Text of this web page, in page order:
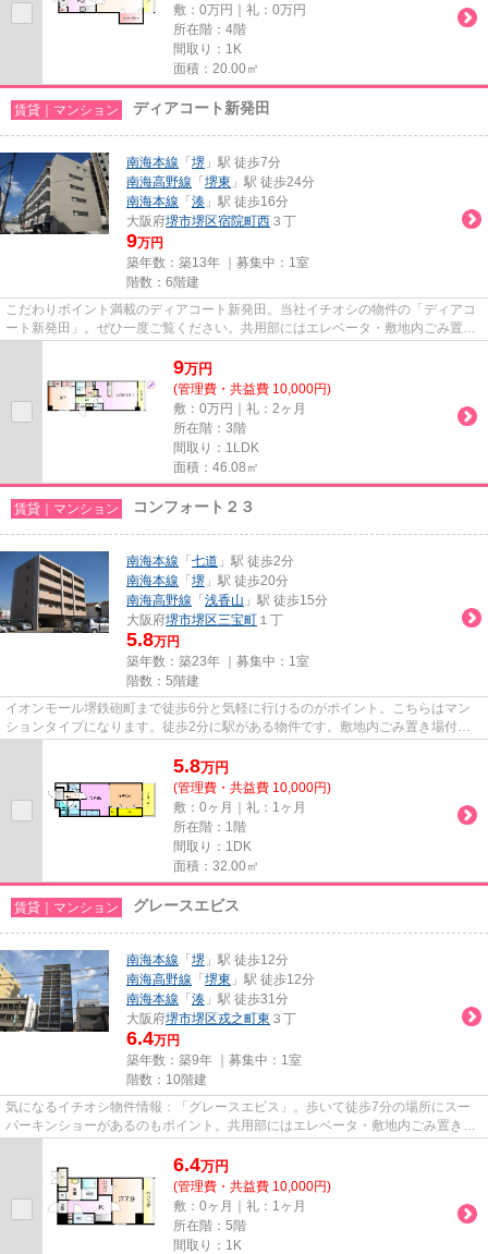
敷：0万円｜礼：0万円
所在階：4階
間取り：1K
面積：20.00㎡
賃貸｜マンション ディアコート新発田
南海本線 「 堺 」駅 徒歩7分
南海高野線 「 堺東 」駅 徒歩24分
南海本線 「 湊 」駅 徒歩16分
大阪府堺市堺区宿院町西 ３丁
9万円
築年数：築13年 ｜募集中： 1室
階数：6階建
こだわりポイント満載のディアコート新発田。当社イチオシの物件の「ディアコ
ート新発田」。ぜひ一度ご覧ください。共用部にはエレベータ・敷地内ごみ置き
9万円
(管理費・共益費 10,000円)
敷：0万円｜礼：2ヶ月
所在階：3階
間取り：1LDK
面積：46.08㎡
賃貸｜マンション コンフォート２３
南海本線 「 七道 」駅 徒歩2分
南海本線 「 堺 」駅 徒歩20分
南海高野線 「 浅香山 」駅 徒歩15分
大阪府堺市堺区三宝町 １丁
5.8万円
築年数：築23年 ｜募集中： 1室
階数：5階建
イオンモール堺鉄砲町まで徒歩6分と気軽に行けるのがポイント。こちらはマン
ションタイプになります。徒歩2分に駅がある物件です。敷地内ごみ置き場付き
5.8万円
(管理費・共益費 10,000円)
敷：0ヶ月｜礼：1ヶ月
所在階：1階
間取り：1DK
面積：32.00㎡
賃貸｜マンション グレースエビス
南海本線 「 堺 」駅 徒歩12分
南海高野線 「 堺東 」駅 徒歩12分
南海本線 「 湊 」駅 徒歩31分
大阪府堺市堺区戎之町東 ３丁
6.4万円
築年数：築9年 ｜募集中： 1室
階数：10階建
気になるイチオシ物件情報：「グレースエビス」。歩いて徒歩7分の場所にスー
パーキンショーがあるのもポイント。共用部にはエレベータ・敷地内ごみ置き場
6.4万円
(管理費・共益費 10,000円)
敷：0ヶ月｜礼：1ヶ月
所在階：5階
間取り：1K